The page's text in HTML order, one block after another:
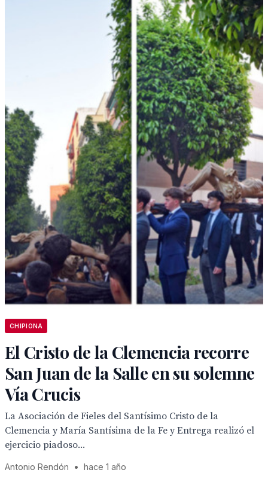
CHIPIONA
El Cristo de la Clemencia recorre
San Juan de la Salle en su solemne
Vía Crucis
La Asociación de Fieles del Santísimo Cristo de la
Clemencia y María Santísima de la Fe y Entrega realizó el
ejercicio piadoso...
Antonio Rendón • hace 1 año